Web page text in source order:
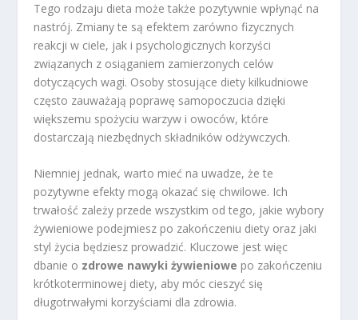
Tego rodzaju dieta może także pozytywnie wpłynąć na
nastrój. Zmiany te są efektem zarówno fizycznych
reakcji w ciele, jak i psychologicznych korzyści
związanych z osiąganiem zamierzonych celów
dotyczących wagi. Osoby stosujące diety kilkudniowe
często zauważają poprawę samopoczucia dzięki
większemu spożyciu warzyw i owoców, które
dostarczają niezbędnych składników odżywczych.
Niemniej jednak, warto mieć na uwadze, że te
pozytywne efekty mogą okazać się chwilowe. Ich
trwałość zależy przede wszystkim od tego, jakie wybory
żywieniowe podejmiesz po zakończeniu diety oraz jaki
styl życia będziesz prowadzić. Kluczowe jest więc
dbanie o zdrowe nawyki żywieniowe po zakończeniu
krótkoterminowej diety, aby móc cieszyć się
długotrwałymi korzyściami dla zdrowia.